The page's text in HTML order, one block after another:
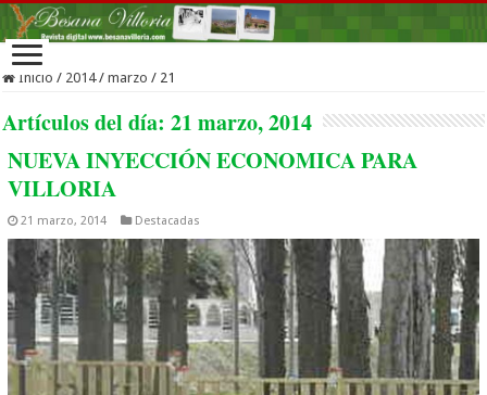
Inicio / 2014 / marzo / 21
Artículos del día:21 marzo, 2014
NUEVA INYECCIÓN ECONOMICA PARA
VILLORIA
21 marzo, 2014 Destacadas